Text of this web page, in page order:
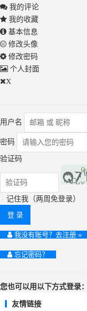
我的评论
我的收藏
基本信息
修改头像
修改密码
个人封面
X
用户名
密码
验证码
记住我（两周免登录）
登 录
我没有账号？去注册 »
忘记密码？
您也可以用以下方式登录：
友情链接